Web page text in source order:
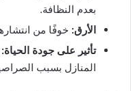
بعدم النظافة.
الأرق: خوفًا من
تأثير على جودة الحياة:
المنازل بسبب